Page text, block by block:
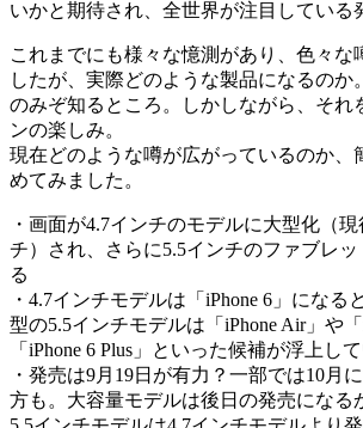
いかと期待され、全世界が注目している
これまでにも様々な憶測があり、色々な
したが、実際どのような製品になるのか
のみぞ知るところ。しかしながら、それ
ンの楽しみ。
現在どのような噂が広がっているのか、
めてみました。
・画面が4.7インチのモデルに大型化（
チ）され、さらに5.5インチのファブレ
る
・4.7インチモデルは「iPhone 6」になる
型の5.5インチモデルは「iPhone Air」や「
「iPhone 6 Plus」といった候補が浮上して
・発売は9月19日が有力？一部では10月
方も。大容量モデルは後日の発売になる